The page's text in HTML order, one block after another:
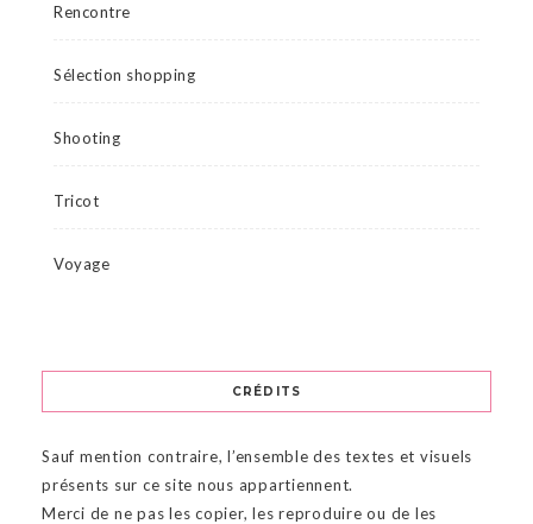
Rencontre
Sélection shopping
Shooting
Tricot
Voyage
CRÉDITS
Sauf mention contraire, l’ensemble des textes et visuels
présents sur ce site nous appartiennent.
Merci de ne pas les copier, les reproduire ou de les